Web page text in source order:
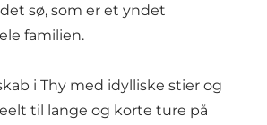
sø, som er et yndet
familien.
i Thy med idylliske stier og
til lange og korte ture på